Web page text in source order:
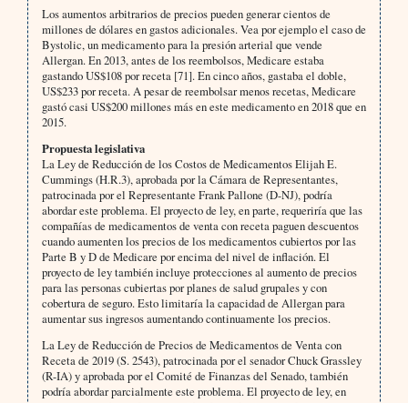
Los aumentos arbitrarios de precios pueden generar cientos de
millones de dólares en gastos adicionales. Vea por ejemplo el caso de
Bystolic, un medicamento para la presión arterial que vende
Allergan. En 2013, antes de los reembolsos, Medicare estaba
gastando US$108 por receta [71]. En cinco años, gastaba el doble,
US$233 por receta. A pesar de reembolsar menos recetas, Medicare
gastó casi US$200 millones más en este medicamento en 2018 que en
2015.
Propuesta legislativa
La Ley de Reducción de los Costos de Medicamentos Elijah E.
Cummings (H.R.3), aprobada por la Cámara de Representantes,
patrocinada por el Representante Frank Pallone (D-NJ), podría
abordar este problema. El proyecto de ley, en parte, requeriría que las
compañías de medicamentos de venta con receta paguen descuentos
cuando aumenten los precios de los medicamentos cubiertos por las
Parte B y D de Medicare por encima del nivel de inflación. El
proyecto de ley también incluye protecciones al aumento de precios
para las personas cubiertas por planes de salud grupales y con
cobertura de seguro. Esto limitaría la capacidad de Allergan para
aumentar sus ingresos aumentando continuamente los precios.
La Ley de Reducción de Precios de Medicamentos de Venta con
Receta de 2019 (S. 2543), patrocinada por el senador Chuck Grassley
(R-IA) y aprobada por el Comité de Finanzas del Senado, también
podría abordar parcialmente este problema. El proyecto de ley, en